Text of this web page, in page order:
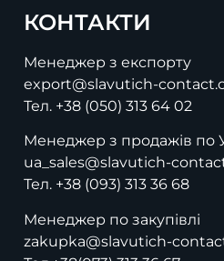
КОНТАКТИ
Менеджер з експорту
export@slavutich-
Тел. +38 (050) 313 64 02
Менеджер з продажів по
ua_sales@slavutich-
Тел. +38 (093) 313 36 68
Менеджер по закупівлі
zakupka@slavutich-